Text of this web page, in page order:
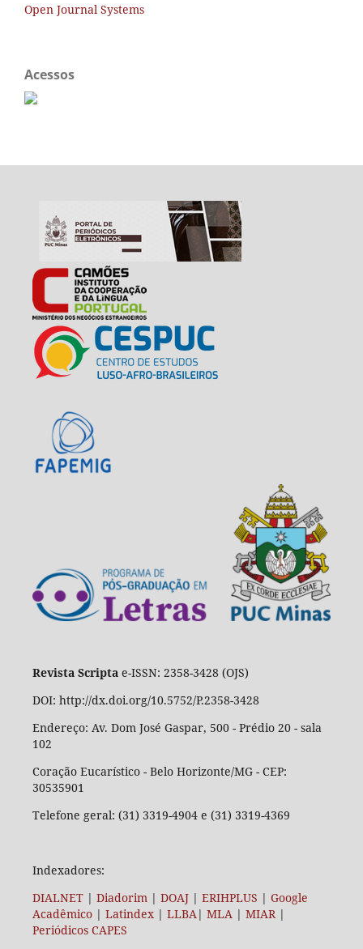
Open Journal Systems
Acessos
Revista Scripta e-ISSN: 2358-3428 (OJS)
DOI: http://dx.doi.org/10.5752/P.2358-3428
Endereço: Av. Dom José Gaspar, 500 - Prédio 20 - sala
102
Coração Eucarístico - Belo Horizonte/MG - CEP:
30535901
Telefone geral: (31) 3319-4904 e (31) 3319-4369
Indexadores:
DIALNET| Diadorim | DOAJ| ERIHPLUS | Google
Acadêmico| Latindex| LLBA | MLA | MIAR |
Periódicos CAPES